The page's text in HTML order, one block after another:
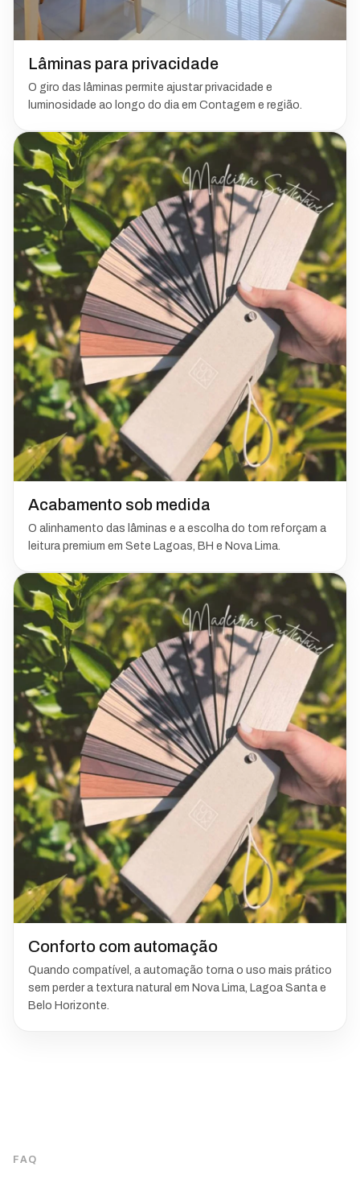
Lâminas para privacidade
O giro das lâminas permite ajustar privacidade e
luminosidade ao longo do dia em Contagem e região.
Acabamento sob medida
O alinhamento das lâminas e a escolha do tom reforçam a
leitura premium em Sete Lagoas, BH e Nova Lima.
Conforto com automação
Quando compatível, a automação torna o uso mais prático
sem perder a textura natural em Nova Lima, Lagoa Santa e
Belo Horizonte.
FAQ